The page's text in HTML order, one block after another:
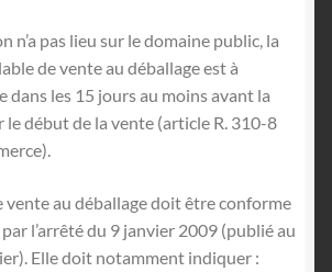
n’a pas lieu sur le domaine public, la
de vente au déballage est à
dans les 15 jours au moins avant la
début de la vente (article R. 310-8
vente au déballage doit être conforme
l’arrêté du 9 janvier 2009 (publié au
Elle doit notamment indiquer :